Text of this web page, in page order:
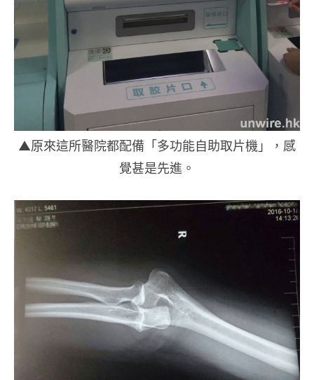
▲原來這所醫院都配備「多功能自助取片機」，感
覺甚是先進。